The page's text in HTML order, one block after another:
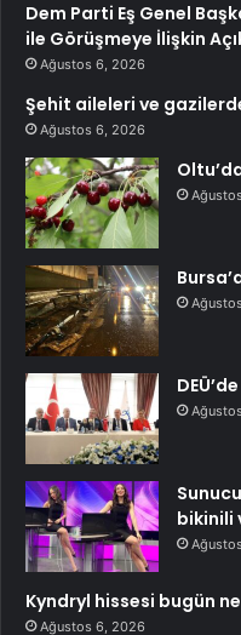
Dem Parti Eş Genel
ile Görüşmeye İlişkin
Ağustos 6, 2026
Şehit aileleri ve
Ağustos 6, 2026
bikinili
Kyndryl hissesi bugün
Ağustos 6, 2026